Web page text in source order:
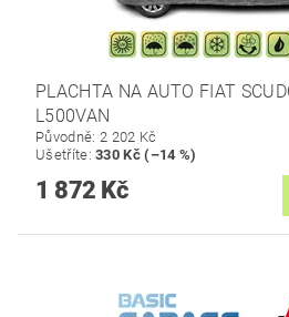
PLACHTA NA AUTO FIAT
L500VAN
Původně: 2 202 Kč
Ušetříte:330 Kč (–14 %)
1 872 Kč